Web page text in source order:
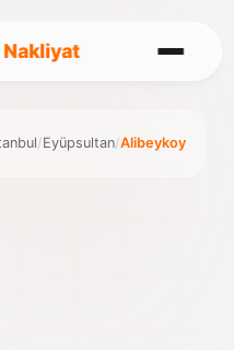
/Eyüpsultan/Alibeykoy